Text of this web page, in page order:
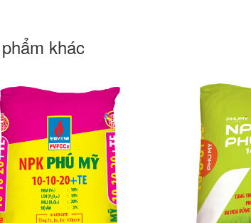
khác